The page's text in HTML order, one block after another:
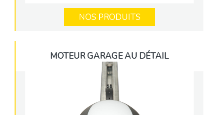
NOS PRODUITS
MOTEUR GARAGE AU DÉTAIL